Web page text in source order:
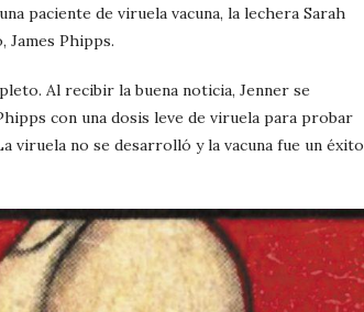
paciente de viruela vacuna, la lechera Sarah
Phipps.
Al recibir la buena noticia, Jenner se
con una dosis leve de viruela para probar
viruela no se desarrolló y la vacuna fue un éxito